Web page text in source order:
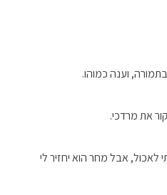
וענה כמוהו.
את מרדכי.
לאכול, אבל מחר הוא יחזיר לי